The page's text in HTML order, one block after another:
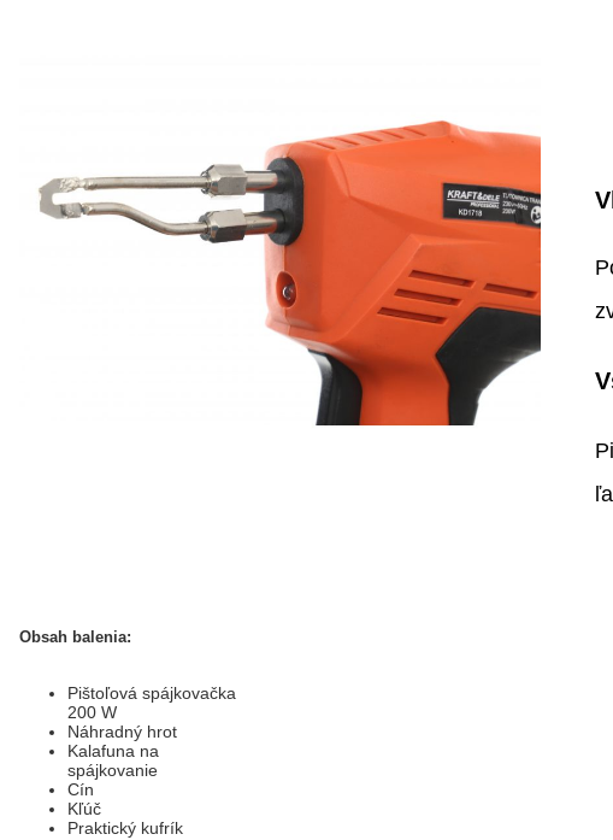
Obsah balenia:
Pištoľová spájkovačka
200 W
Náhradný hrot
Kalafuna na
spájkovanie
Cín
Kľúč
Praktický kufrík